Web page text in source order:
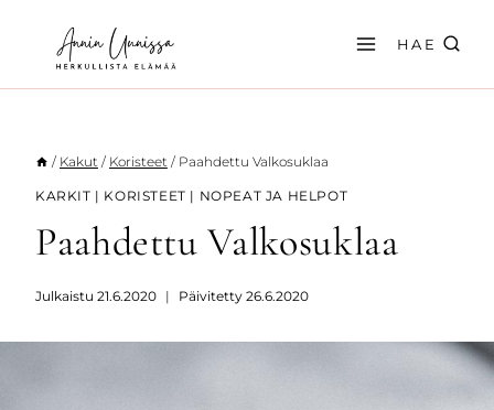
sisältöön
HAE
/ Kakut / Koristeet / Paahdettu Valkosuklaa
KARKIT | KORISTEET | NOPEAT JA HELPOT
Paahdettu Valkosuklaa
Julkaistu 21.6.2020 Päivitetty 26.6.2020